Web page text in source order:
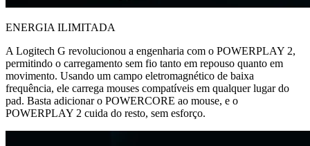
ENERGIA ILIMITADA
A Logitech G revolucionou a engenharia com o POWERPLAY 2,
permitindo o carregamento sem fio tanto em repouso quanto em
movimento. Usando um campo eletromagnético de baixa
frequência, ele carrega mouses compatíveis em qualquer lugar do
pad. Basta adicionar o POWERCORE ao mouse, e o
POWERPLAY 2 cuida do resto, sem esforço.